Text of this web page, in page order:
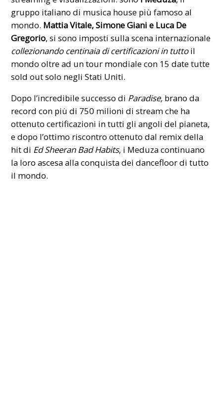
gruppo italiano di musica house più famoso al
mondo. Mattia Vitale, Simone Giani e Luca De
Gregorio, si sono imposti sulla scena internazionale
collezionando centinaia di certificazioni in tuttoil
mondo oltre ad un tour mondiale con 15 date tutte
sold out solo negli Stati Uniti.
Dopo l’incredibile successo di Paradise, brano da
record con più di 750 milioni di stream che ha
ottenuto certificazioni in tutti gli angoli del pianeta,
e dopo l’ottimo riscontro ottenuto dal remix della
hit di Ed Sheeran Bad Habits, i Meduza continuano
la loro ascesa alla conquista dei dancefloor di tutto
il mondo.